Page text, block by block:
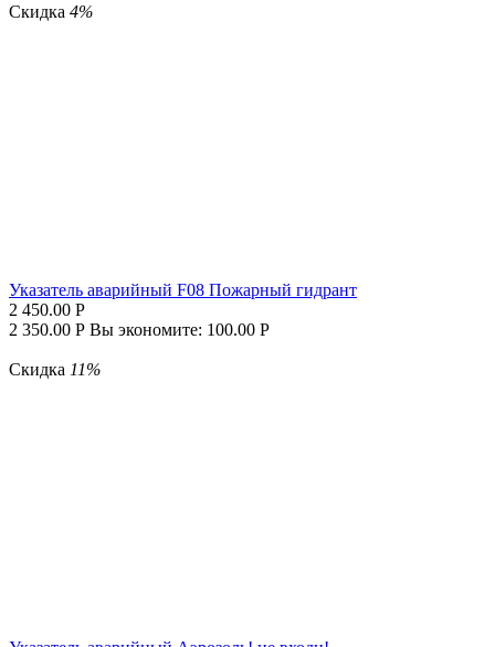
Скидка 4%
Указатель аварийный F08 Пожарный гидрант
2 450.00 Р
2 350.00 Р Вы экономите: 100.00 Р
Скидка 11%